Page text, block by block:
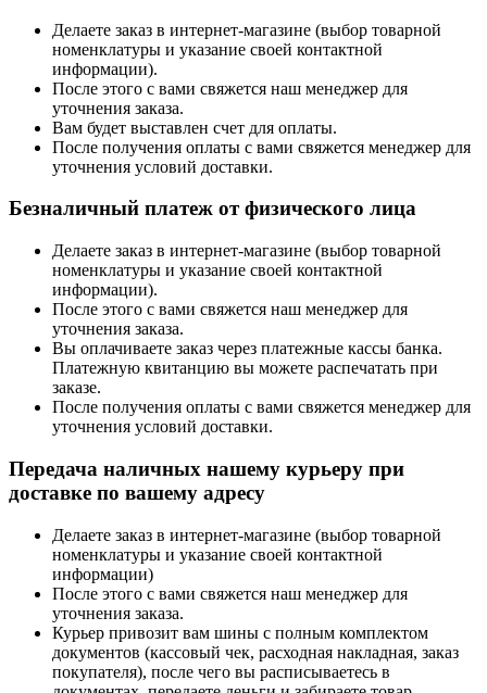
Делаете заказ в интернет-магазине (выбор товарной
номенклатуры и указание своей контактной
информации).
После этого с вами свяжется наш менеджер для
уточнения заказа.
Вам будет выставлен счет для оплаты.
После получения оплаты с вами свяжется менеджер для
уточнения условий доставки.
Безналичный платеж от физического лица
Делаете заказ в интернет-магазине (выбор товарной
номенклатуры и указание своей контактной
информации).
После этого с вами свяжется наш менеджер для
уточнения заказа.
Вы оплачиваете заказ через платежные кассы банка.
Платежную квитанцию вы можете распечатать при
заказе.
После получения оплаты с вами свяжется менеджер для
уточнения условий доставки.
Передача наличных нашему курьеру при
доставке по вашему адресу
Делаете заказ в интернет-магазине (выбор товарной
номенклатуры и указание своей контактной
информации)
После этого с вами свяжется наш менеджер для
уточнения заказа.
Курьер привозит вам шины с полным комплектом
документов (кассовый чек, расходная накладная, заказ
покупателя), после чего вы расписываетесь в